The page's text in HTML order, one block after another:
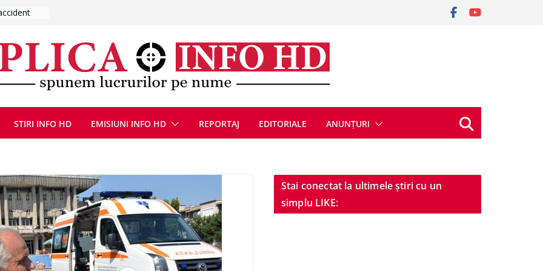
reunite
la cea de-
de
înSTIRI INFO HD EMISIUNI INFO HD REPORTAJ EDITORIALE ANUNȚURI
Stai conectat la ultimele știri cu un
simplu LIKE: